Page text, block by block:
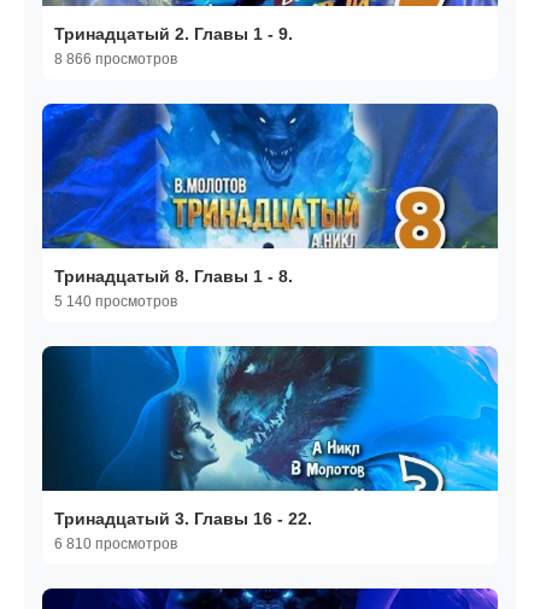
Тринадцатый 2. Главы 1 - 9.
8 866 просмотров
Тринадцатый 8. Главы 1 - 8.
5 140 просмотров
Тринадцатый 3. Главы 16 - 22.
6 810 просмотров